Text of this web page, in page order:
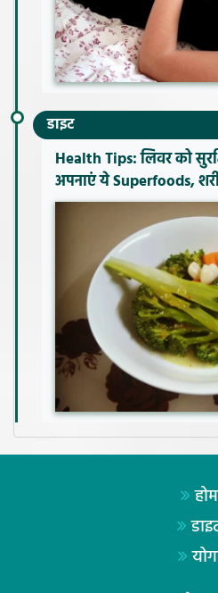
डाइट
Health Tips: लिवर को
अपनाएं ये Superfoods,
होम